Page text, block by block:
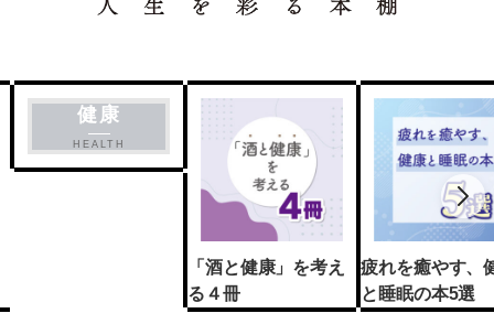
健康
HEALTH
「酒と健康」を考え
る４冊
疲れを癒やす、
と睡眠の本5選